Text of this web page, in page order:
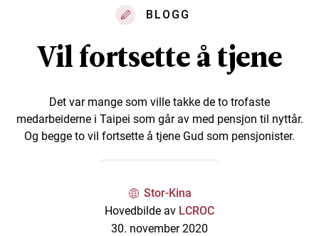
BLOGG
Vil fortsette å tjene
Det var mange som ville takke de to trofaste
medarbeiderne i Taipei som går av med pensjon til nyttår.
Og begge to vil fortsette å tjene Gud som pensjonister.
Stor-Kina
Hovedbilde av LCROC
30. november 2020